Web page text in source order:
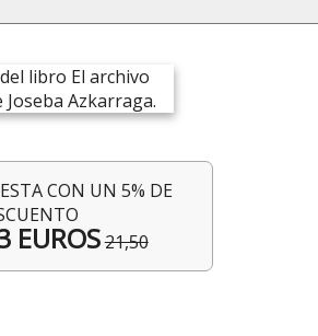
CON UN 5% DE
EUROS21,50